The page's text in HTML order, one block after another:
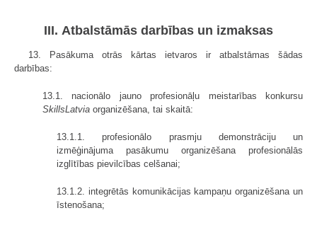
III. Atbalstāmās darbības un izmaksas
13. Pasākuma otrās kārtas ietvaros ir atbalstāmas šādas
darbības:
13.1. nacionālo jauno profesionāļu meistarības konkursu
SkillsLatvia organizēšana, tai skaitā:
13.1.1. profesionālo prasmju demonstrāciju un
izmēģinājuma pasākumu organizēšana profesionālās
izglītības pievilcības celšanai;
13.1.2. integrētās komunikācijas kampaņu organizēšana un
īstenošana;